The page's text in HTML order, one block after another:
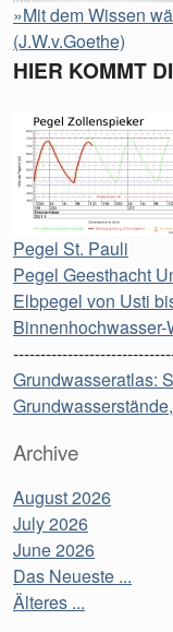
»Mit dem Wissen
(J.W.v.Goethe)
HIER KOMMT
Pegel St. Pauli
Pegel Geesthacht
Elbpegel von Usti
Grundwasseratlas:
Archive
August 2026
July 2026
June 2026
Das Neueste ...
Älteres ...